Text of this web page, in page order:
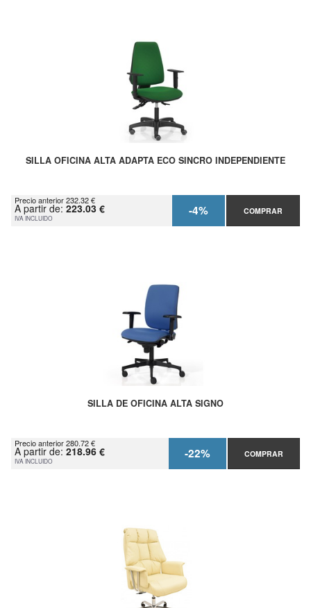
SILLA OFICINA ALTA ADAPTA ECO SINCRO INDEPENDIENTE
Precio anterior 232.32 €
A partir de: 223.03 €
IVA INCLUIDO -4% COMPRAR
SILLA DE OFICINA ALTA SIGNO
Precio anterior 280.72 €
A partir de: 218.96 €
IVA INCLUIDO -22% COMPRAR